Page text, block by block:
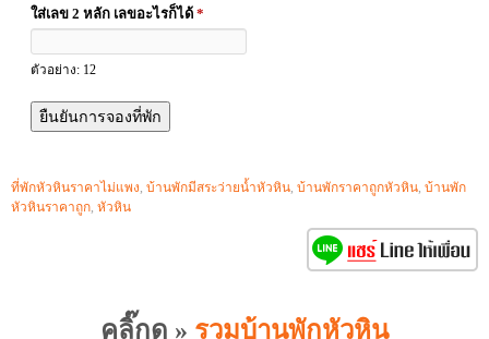
ใส่เลข 2 หลัก เลขอะไรก็ได้ *
ตัวอย่าง: 12
ที่พักหัวหินราคาไม่แพง, บ้านพักมีสระว่ายน้ำหัวหิน, บ้านพักราคาถูกหัวหิน, บ้านพัก
หัวหินราคาถูก, หัวหิน
คลิ๊กดู » รวมบ้านพักหัวหิน